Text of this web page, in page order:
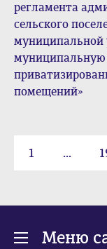
регламента
сельского
муниципальной
муниципальную
помещений»
1 ...
Меню